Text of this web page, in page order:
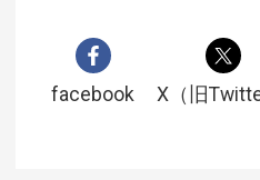
facebook X（旧